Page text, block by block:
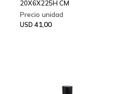
20X6X225H CM
USD 41,00